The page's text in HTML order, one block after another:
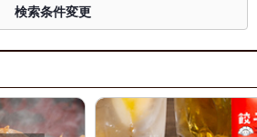
検索条件変更